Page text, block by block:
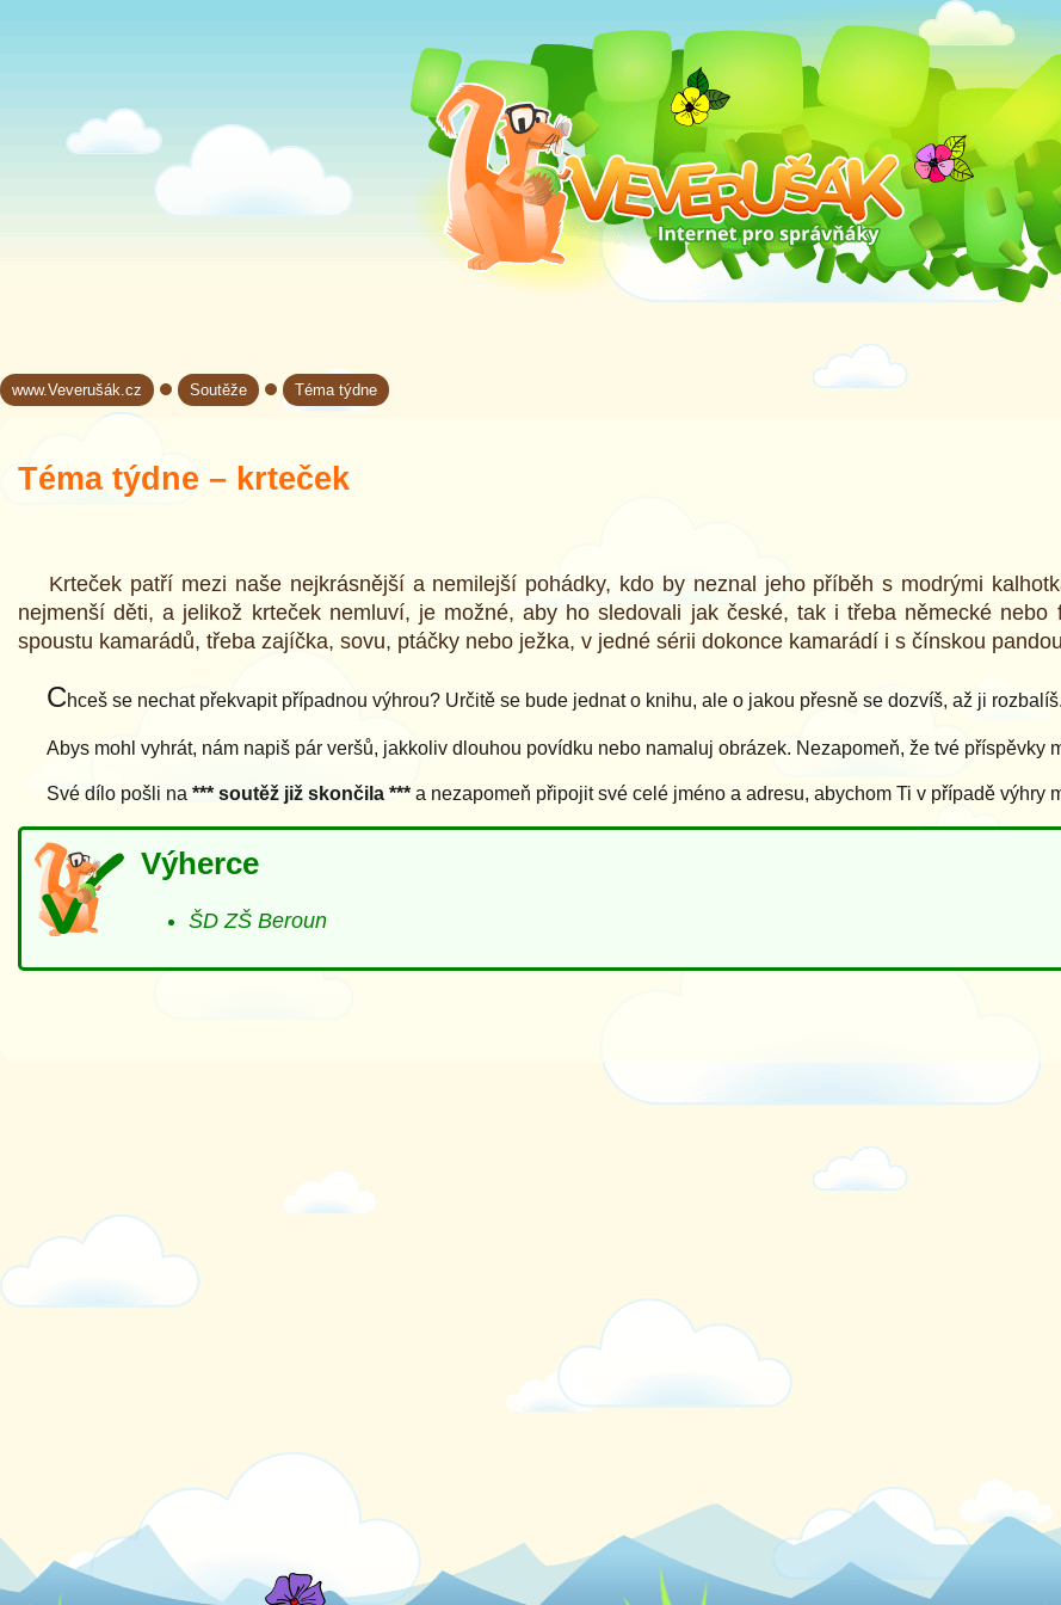
www.Veverušák.cz→ Soutěže
→ Téma týdne
Téma týdne – krteček
Krteček patří mezi naše nejkrásnější a nemilejší pohádky, kdo by neznal jeho příběh s modrými
nejmenší děti, a jelikož krteček nemluví, je možné, aby ho sledovali jak české, tak i třeba německé nebo
spoustu kamarádů, třeba zajíčka, sovu, ptáčky nebo ježka, v jedné sérii dokonce kamarádí i s čínskou
Chceš se nechat překvapit případnou výhrou? Určitě se bude jednat o knihu, ale o jakou přesně se dozvíš, až ji rozbalíš.
Abys mohl vyhrát, nám napiš pár veršů, jakkoliv dlouhou povídku nebo namaluj obrázek. Nezapomeň, že tvé příspěvky
Své dílo pošli na *** soutěž již skončila *** a nezapomeň připojit své celé jméno a adresu, abychom Ti v případě výhry
Výherce
ŠD ZŠ Beroun